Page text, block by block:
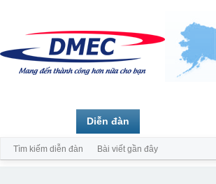
Diễn đàn
Tìm kiếm diễn đàn Bài viết gần đây